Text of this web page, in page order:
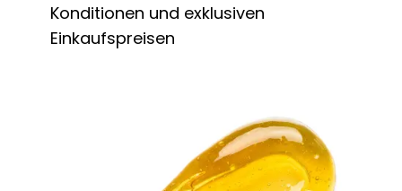
Konditionen und exklusiven
Einkaufspreisen